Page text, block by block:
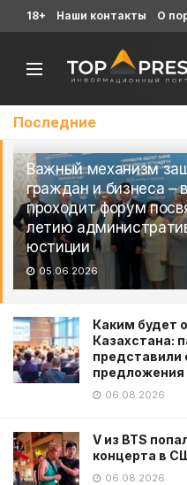
Последние
Важный механизм
граждан и бизнеса –
проходит форум
летию
юстиции
05.06.2026
Каким будет
Казахстана:
представили
предложения
06.08.2026
V из BTS
концерта в
06.08.2026
18+ Наши контакты О